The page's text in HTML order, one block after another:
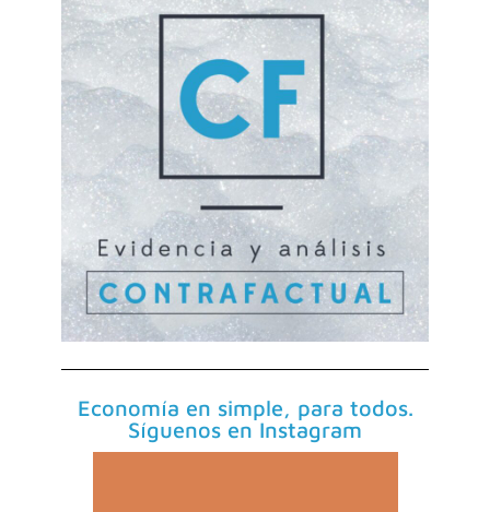
Economía en simple, para todos.
Síguenos en Instagram